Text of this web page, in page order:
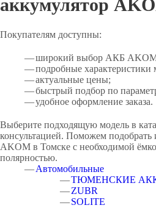
аккумулятор
Покупателям доступны:
широкий выбор АКБ
подробные характеристики
актуальные цены;
быстрый подбор по
удобное оформление заказа.
Выберите подходящую модель в
консультацией. Поможем подобрать
AKOM в Томске с необходимой
полярностью.
Автомобильные
ТЮМЕНСКИЕ
ZUBR
SOLITE